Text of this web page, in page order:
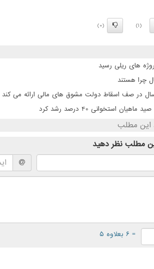
(1)
(0)
چرا هستند
استخوانی 40 درصد رشد کرد
این مطلب
مطلب نظر دهید
= ۶ بعلاوه ۵